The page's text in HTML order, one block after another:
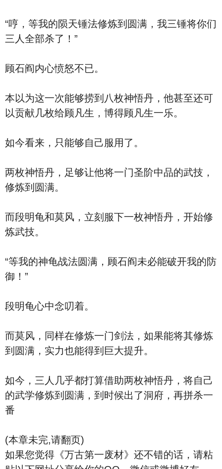
“哼，等我的陨天锤法修炼到圆满，我三锤将你们
三人全部杀了！”
顾石阎内心愤怒不已。
本以为这一次能够捞到八枚神悟丹，他甚至还可
以贡献几枚给顾凡生，博得顾凡生一乐。
如今看来，只能够自己服用了。
两枚神悟丹，足够让他将一门圣阶中品的武技，
修炼到圆满。
而段明龟和莫风，立刻服下一枚神悟丹，开始修
炼武技。
“等我的神龟战法圆满，顾石阎未必能破开我的防
御！”
段明龟心中念叨着。
而莫风，同样在修炼一门剑法，如果能将其修炼
到圆满，实力也能得到巨大提升。
如今，三人几乎都打算借助两枚神悟丹，将自己
的武学修炼到圆满，到时候出了洞府，再拼杀一
番
(本章未完,请翻页)
如果您觉得《万古第一废材》还不错的话，请粘